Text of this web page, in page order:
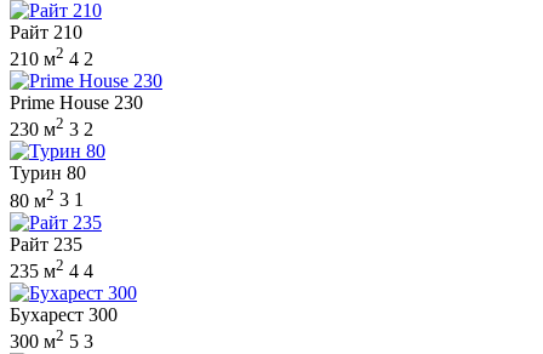
Райт 210
210 м2 4 2
Prime House 230
230 м2 3 2
Турин 80
80 м2 3 1
Райт 235
235 м2 4 4
Бухарест 300
300 м2 5 3